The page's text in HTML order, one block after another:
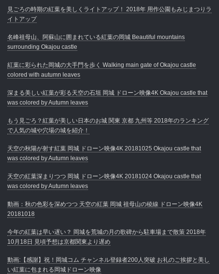
見ごろの時期の紅葉を美しくライトアップ！ 2018年 用作公園もみじまつりラ
イトアップ
名峰祖母山、阿蘇山に囲まれている紅葉の岡城 Beautiful mountains
surrounding Okajou castle
紅葉に彩られた岡城の大手門を歩く Walking main gate of Okajou castle
colored with autumn leaves
深まる美しい紅葉が彩る天空の石垣 岡城 ドローン映像4K Okajou castle that
was colored by Autumn leaves
もう見ごろ？紅葉が美しい日本のお城 関東 京都 九州等 2018年のランキング
で人気の城や穴場の城を紹介！
天空の秋陽が射す紅葉 岡城 ドローン映像4K 20181025 Okajou castle that
was colored by Autumn leaves
天空の紅葉深まりつつ 岡城 ドローン映像4K 20181024 Okajou castle that
was colored by Autumn leaves
動画：秋の色彩を深めつつ 天空の紅葉 岡城 祖母山の稜線 ドローン映像4K
20181018
今年の紅葉は早い遅い？ 岡城を荒城の月の歌碑から駐車場まで散策 2018年
10月18日 見頃予想は京都関東より遅め
動画:【感謝】祝！岡城コム チャンネル登録者200人突破 お礼のご挨拶と美し
い紅葉に包まれる岡城ドローン映像